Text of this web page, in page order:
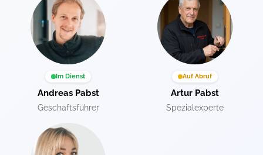
Im Dienst
Andreas Pabst
Geschäftsführer
Auf Abruf
Artur Pabst
Spezialexperte